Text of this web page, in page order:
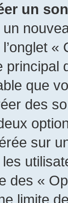
un
que
des
sur
les
des «
limite